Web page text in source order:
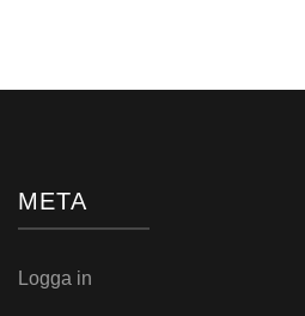
META
Logga in